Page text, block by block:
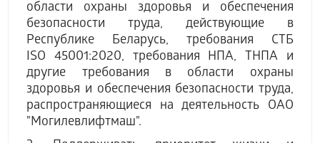
области охраны здоровья и обеспечения
безопасности труда, действующие в
Республике Беларусь, требования СТБ
ISO 45001:2020, требования НПА, ТНПА и
другие требования в области охраны
здоровья и обеспечения безопасности труда,
распространяющиеся на деятельность ОАО
"Могилевлифтмаш".